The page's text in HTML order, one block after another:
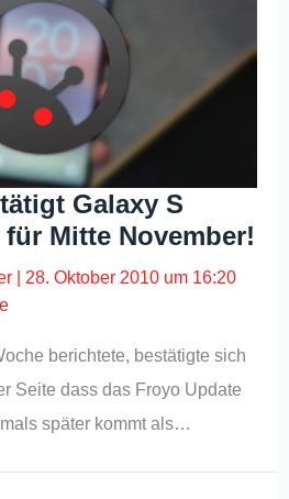
Galaxy S
Mitte November!
28. Oktober 2010 um 16:20
berichtete, bestätigte sich
Seite dass das Froyo Update
später kommt als…